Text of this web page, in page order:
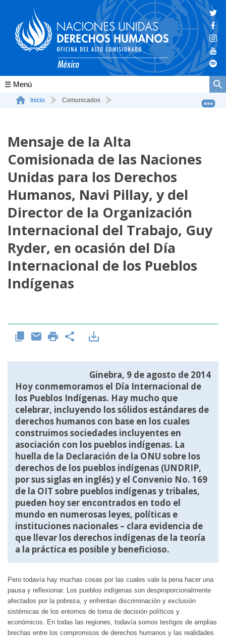
Conócenos
La ONU-DH en México
Vacantes ONU-DH México
ONU-DH en el tiempo
Inicio Comunicados
Mensaje de la Alta
Comisionada de las Naciones
Unidas para los Derechos
Humanos, Navi Pillay, y del
Director de la Organización
Internacional del Trabajo, Guy
Ryder, en ocasión del Día
Internacional de los Pueblos
Indígenas
Ginebra, 9 de agosto de 2014
Hoy conmemoramos el Día Internacional de
los Pueblos Indígenas. Hay mucho que
celebrar, incluyendo los sólidos estándares de
derechos humanos con base en los cuales
construimos sociedades incluyentes en
asociación con los pueblos indígenas. La
huella de la Declaración de la ONU sobre los
derechos de los pueblos indígenas (UNDRIP,
por sus siglas en inglés) y el Convenio No. 169
de la OIT sobre pueblos indígenas y tribales,
pueden hoy ser encontrados en todo el
mundo en numerosas leyes, políticas e
instituciones nacionales – clara evidencia de
que llevar los derechos indígenas de la teoría
a la práctica es posible y beneficioso.
Pero todavía hay muchas cosas por las cuales vale la pena hacer una
pausa y reflexionar. Los pueblos indígenas son desproporcionalmente
afectados por la pobreza, y enfrentan discriminación y exclusión
sistémicas de los entornos de toma de decisión políticos y
económicos. En todas las regiones, todavía somos testigos de amplias
brechas entre los compromisos de derechos humanos y las realidades